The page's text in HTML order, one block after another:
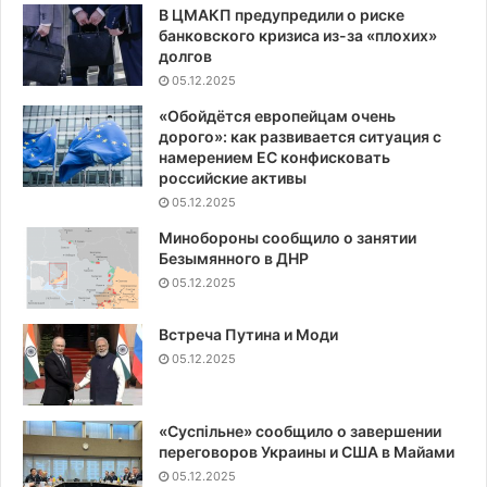
В ЦМАКП предупредили о риске
банковского кризиса из-за «плохих»
долгов
05.12.2025
«Обойдётся европейцам очень
дорого»: как развивается ситуация с
намерением ЕС конфисковать
российские активы
05.12.2025
Минобороны сообщило о занятии
Безымянного в ДНР
05.12.2025
Встреча Путина и Моди
05.12.2025
«Суспiльне» сообщило о завершении
переговоров Украины и США в Майами
05.12.2025